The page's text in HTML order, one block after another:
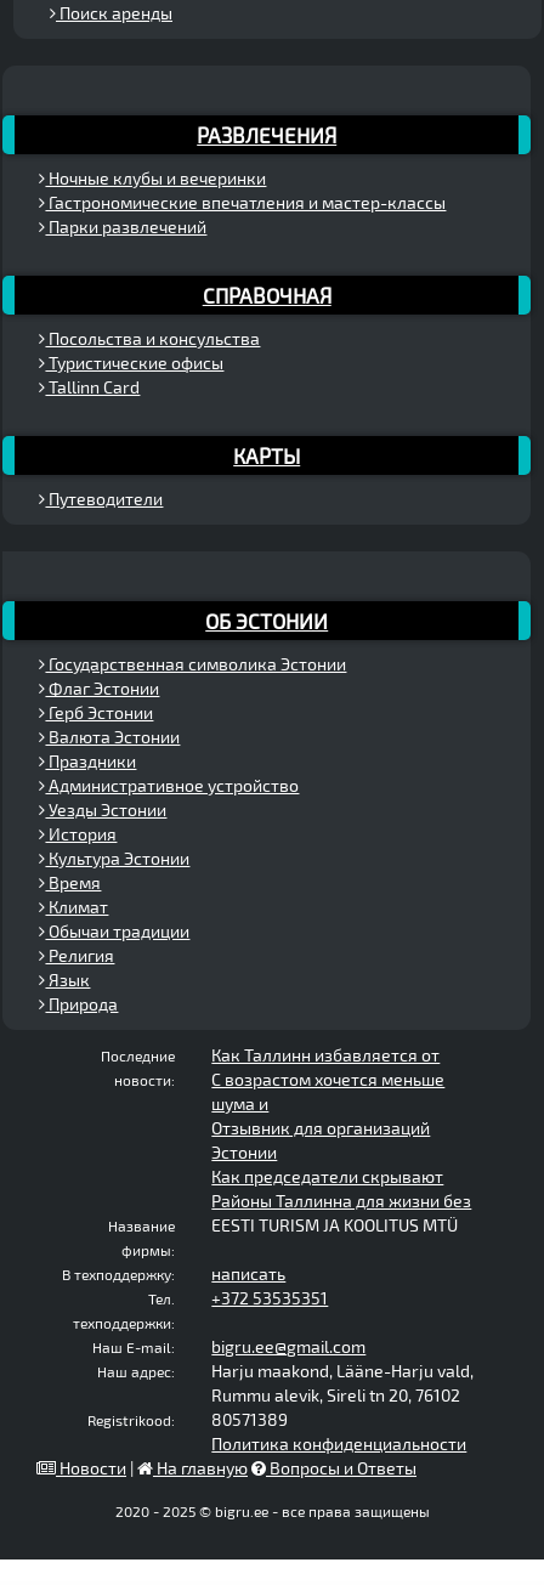
Поиск аренды
РАЗВЛЕЧЕНИЯ
Ночные клубы и вечеринки
Гастрономические впечатления и мастер-классы
Парки развлечений
СПРАВОЧНАЯ
Посольства и консульства
Туристические офисы
Tallinn Card
КАРТЫ
Путеводители
ОБ ЭСТОНИИ
Государственная символика Эстонии
Флаг Эстонии
Герб Эстонии
Валюта Эстонии
Праздники
Административное устройство
Уезды Эстонии
История
Культура Эстонии
Время
Климат
Обычаи традиции
Религия
Язык
Природа
Последние
новости:
Как Таллинн избавляется от
С возрастом хочется меньше
шума и
Отзывник для организаций
Эстонии
Как председатели скрывают
Районы Таллинна для жизни без
Название
фирмы:
EESTI TURISM JA KOOLITUS MTÜ
В техподдержку: написать
Тел.
техподдержки:
+372 53535351
Наш E-mail: bigru.ee@gmail.com
Наш адрес:
Harju maakond, Lääne-Harju vald,
Rummu alevik, Sireli tn 20, 76102
Registrikood:
80571389
Политика конфиденциальности
Новости | На главную Вопросы и Ответы
2020 - 2025 © bigru.ee - все права защищены